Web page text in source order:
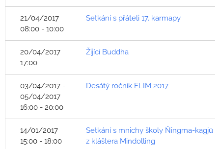
21/04/2017
08:00 - 10:00
Setkání s přáteli 17. karmapy
20/04/2017
17:00
Žijící Buddha
03/04/2017 -
05/04/2017
16:00 - 20:00
Desátý ročník FLIM 2017
14/01/2017
15:00 - 18:00
Setkání s mnichy školy Ňingma-kagjü
z kláštera Mindolling